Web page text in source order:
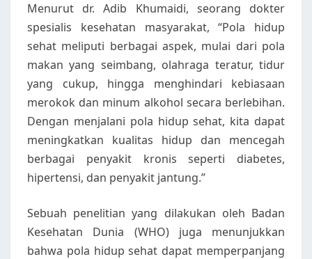
Menurut dr. Adib Khumaidi, seorang dokter
spesialis kesehatan masyarakat, “Pola hidup
sehat meliputi berbagai aspek, mulai dari pola
makan yang seimbang, olahraga teratur, tidur
yang cukup, hingga menghindari kebiasaan
merokok dan minum alkohol secara berlebihan.
Dengan menjalani pola hidup sehat, kita dapat
meningkatkan kualitas hidup dan mencegah
berbagai penyakit kronis seperti diabetes,
hipertensi, dan penyakit jantung.”
Sebuah penelitian yang dilakukan oleh Badan
Kesehatan Dunia (WHO) juga menunjukkan
bahwa pola hidup sehat dapat memperpanjang